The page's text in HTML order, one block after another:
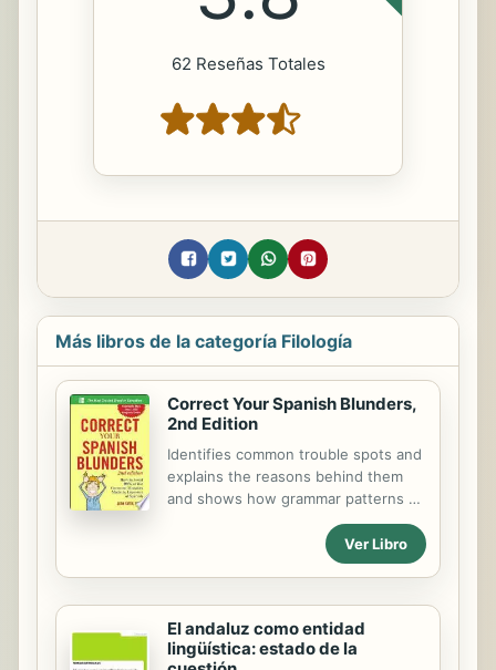
62 Reseñas Totales
Más libros de la categoría Filología
Correct Your Spanish Blunders,
2nd Edition
Identifies common trouble spots and
explains the reasons behind them
and shows how grammar patterns of
Spanish differ from those of English.
Ver Libro
El andaluz como entidad
lingüística: estado de la